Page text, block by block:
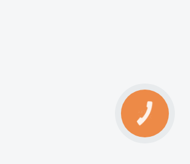
КНОПКА
ЗВ'ЯЗКУ